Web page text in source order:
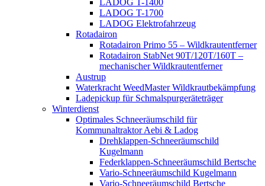
LADOG T-1400
LADOG T-1700
LADOG Elektrofahrzeug
Rotadairon
Rotadairon Primo 55 – Wildkrautentferner
Rotadairon StabNet 90T/120T/160T –
mechanischer Wildkrautentferner
Austrup
Waterkracht WeedMaster Wildkrautbekämpfung
Ladepickup für Schmalspurgeräteträger
Winterdienst
Optimales Schneeräumschild für
Kommunaltraktor Aebi & Ladog
Drehklappen-Schneeräumschild
Kugelmann
Federklappen-Schneeräumschild Bertsche
Vario-Schneeräumschild Kugelmann
Vario-Schneeräumschild Bertsche